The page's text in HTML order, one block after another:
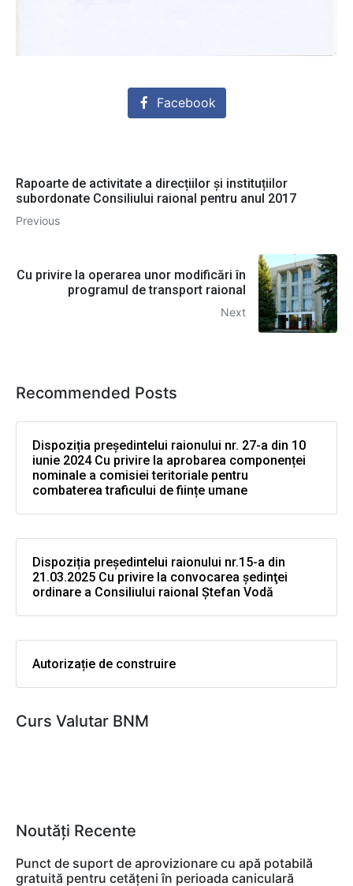
Facebook
Rapoarte de activitate a direcțiilor și instituțiilor
subordonate Consiliului raional pentru anul 2017
Previous
Cu privire la operarea unor modificări în
programul de transport raional
Next
Recommended Posts
Dispoziția președintelui raionului nr. 27-a din 10
iunie 2024 Cu privire la aprobarea componenței
nominale a comisiei teritoriale pentru
combaterea traficului de ființe umane
Dispoziția președintelui raionului nr.15-a din
21.03.2025 Cu privire la convocarea şedinţei
ordinare a Consiliului raional Ştefan Vodă
Autorizație de construire
Curs Valutar BNM
Noutăți Recente
Punct de suport de aprovizionare cu apă potabilă
gratuită pentru cetățeni în perioada caniculară